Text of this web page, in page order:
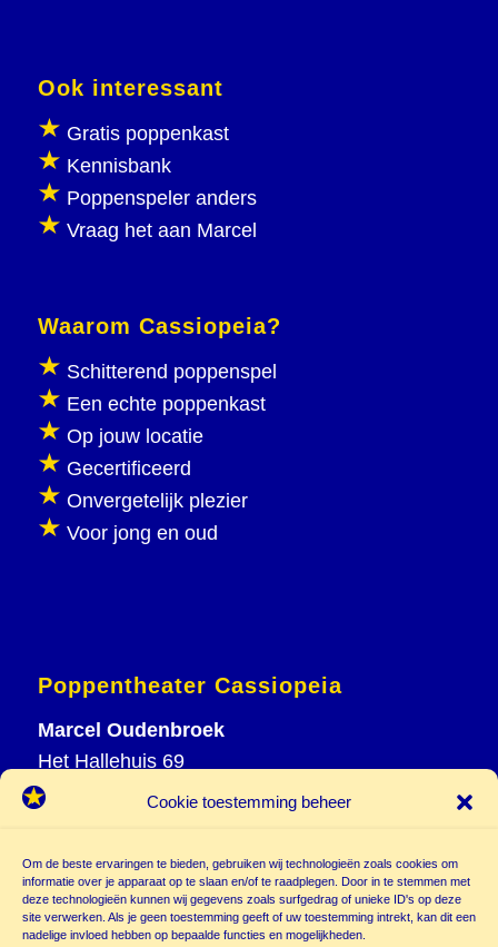
Cookie toestemming beheer
Om de beste ervaringen te bieden, gebruiken wij technologieën zoals cookies om
informatie over je apparaat op te slaan en/of te raadplegen. Door in te stemmen met
deze technologieën kunnen wij gegevens zoals surfgedrag of unieke ID's op deze
site verwerken. Als je geen toestemming geeft of uw toestemming intrekt, kan dit een
nadelige invloed hebben op bepaalde functies en mogelijkheden.
Ook interessant
Gratis poppenkast
Kennisbank
Poppenspeler anders
Vraag het aan Marcel
Waarom Cassiopeia?
Schitterend poppenspel
Een echte poppenkast
Op jouw locatie
Gecertificeerd
Onvergetelijk plezier
Voor jong en oud
Poppentheater Cassiopeia
Marcel Oudenbroek
Het Hallehuis 69
3823 VH Amersfoort
M 06 20 26 94 61
info@
poppentheatercassiopeia.nl